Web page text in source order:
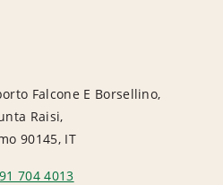
Falcone E Borsellino,
Raisi,
90145, IT
704 4013